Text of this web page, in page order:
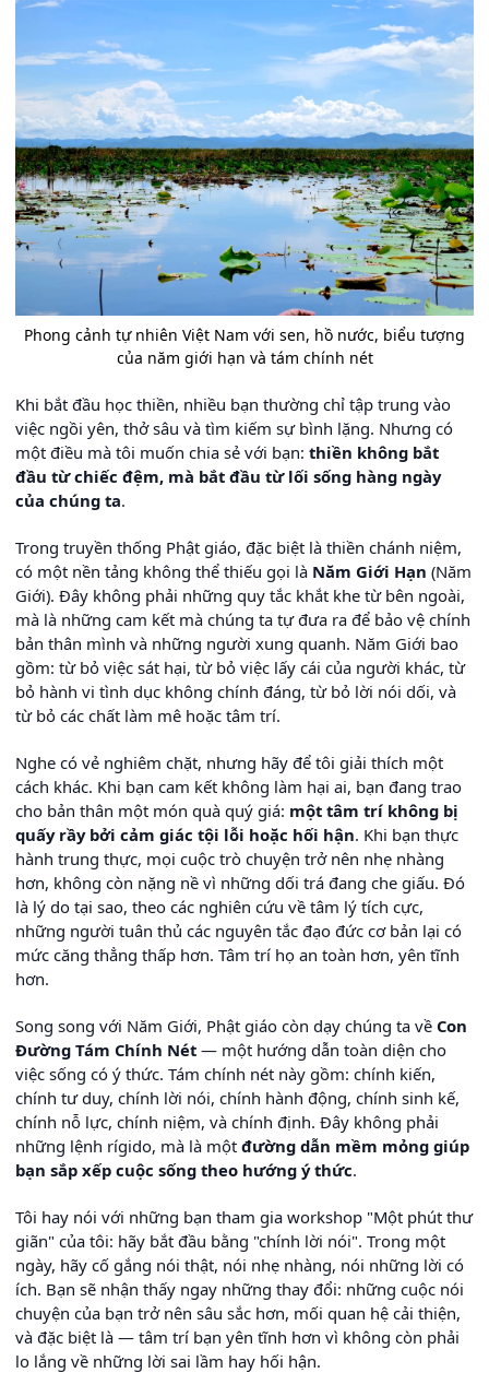
Phong cảnh tự nhiên Việt Nam với sen, hồ nước, biểu tượng
của năm giới hạn và tám chính nét
Khi bắt đầu học thiền, nhiều bạn thường chỉ tập trung vào
việc ngồi yên, thở sâu và tìm kiếm sự bình lặng. Nhưng có
một điều mà tôi muốn chia sẻ với bạn: thiền không bắt
đầu từ chiếc đệm, mà bắt đầu từ lối sống hàng ngày
của chúng ta.
Trong truyền thống Phật giáo, đặc biệt là thiền chánh niệm,
có một nền tảng không thể thiếu gọi là Năm Giới Hạn (Năm
Giới). Đây không phải những quy tắc khắt khe từ bên ngoài,
mà là những cam kết mà chúng ta tự đưa ra để bảo vệ chính
bản thân mình và những người xung quanh. Năm Giới bao
gồm: từ bỏ việc sát hại, từ bỏ việc lấy cái của người khác, từ
bỏ hành vi tình dục không chính đáng, từ bỏ lời nói dối, và
từ bỏ các chất làm mê hoặc tâm trí.
Nghe có vẻ nghiêm chặt, nhưng hãy để tôi giải thích một
cách khác. Khi bạn cam kết không làm hại ai, bạn đang trao
cho bản thân một món quà quý giá: một tâm trí không bị
quấy rầy bởi cảm giác tội lỗi hoặc hối hận. Khi bạn thực
hành trung thực, mọi cuộc trò chuyện trở nên nhẹ nhàng
hơn, không còn nặng nề vì những dối trá đang che giấu. Đó
là lý do tại sao, theo các nghiên cứu về tâm lý tích cực,
những người tuân thủ các nguyên tắc đạo đức cơ bản lại có
mức căng thẳng thấp hơn. Tâm trí họ an toàn hơn, yên tĩnh
hơn.
Song song với Năm Giới, Phật giáo còn dạy chúng ta về Con
Đường Tám Chính Nét — một hướng dẫn toàn diện cho
việc sống có ý thức. Tám chính nét này gồm: chính kiến,
chính tư duy, chính lời nói, chính hành động, chính sinh kế,
chính nỗ lực, chính niệm, và chính định. Đây không phải
những lệnh rígido, mà là một đường dẫn mềm mỏng giúp
bạn sắp xếp cuộc sống theo hướng ý thức.
Tôi hay nói với những bạn tham gia workshop "Một phút thư
giãn" của tôi: hãy bắt đầu bằng "chính lời nói". Trong một
ngày, hãy cố gắng nói thật, nói nhẹ nhàng, nói những lời có
ích. Bạn sẽ nhận thấy ngay những thay đổi: những cuộc nói
chuyện của bạn trở nên sâu sắc hơn, mối quan hệ cải thiện,
và đặc biệt là — tâm trí bạn yên tĩnh hơn vì không còn phải
lo lắng về những lời sai lầm hay hối hận.